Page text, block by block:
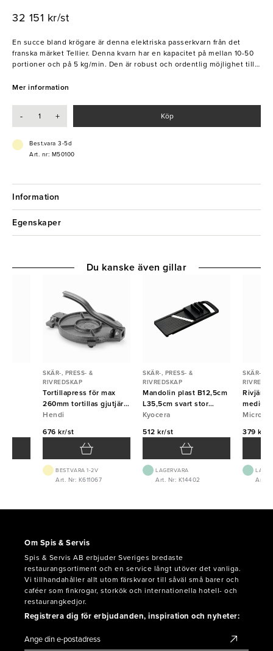
32 151 kr/st
En succe bland krögare är denna elektriska passerkvarn från det
franska märket Tellier. Denna kvarn har en kapacitet på mellan 10-50
portioner och på 5 kg/min. Den är robust och ordentlig möjlighet till
Diametern på denna är 37 cm. Passerkvarnen är gjord av rostfritt stål
- Kapacitet: 10 - 50 portioner.
- Rostfritt stål
Mer information
- + Köp
Best.vara 3-5d
Art. nr: M50100
Information
Egenskaper
SKÄR-, PRESS- &
RIVREDSKAP
Tortillapress för max
260mm tortillas gjutjärn
Hendi
Hendi
676 kr/st
BEST.VARA 1-2V
Art. Nr: K611067
SKÄR-, PRESS- &
RIVREDSKAP
Mandolin plast B12,5cm
L35,5cm svart stor
Kyocera
Kyocera
512 kr/st
LAGERVARA
Art. Nr: K14402
SKÄR-,
Rivjärn
medium
379 kr/
Art.
Du kanske även gillar
Om Spis & Servis
Spis & Servis AB erbjuder Sveriges bredaste
restaurangsortiment och en service långt utöver det vanliga.
Vi tillhandahåller allt utom färskvaror till såväl små barer och
caféer som finkrogar, storkök och internationella hotell- och
restaurangkedjor.
Registrera dig för erbjudanden, inspiration och nyheter: